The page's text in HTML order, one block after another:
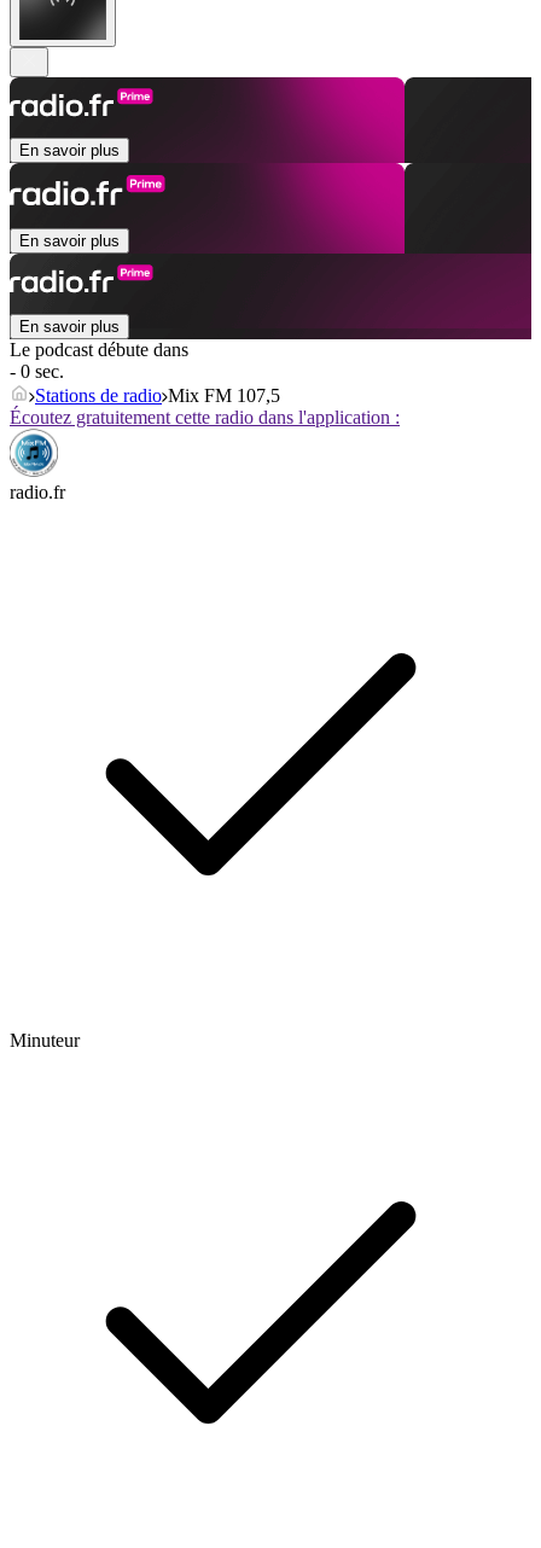
En savoir plus
En savoir plus
En savoir plus
Le podcast débute dans
- 0 sec.
Stations de radio Mix FM 107,5
Écoutez gratuitement cette radio dans l'application :
radio.fr
Minuteur